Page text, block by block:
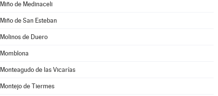
Miño de Medinaceli
Miño de San Esteban
Molinos de Duero
Momblona
Monteagudo de las Vicarías
Montejo de Tiermes